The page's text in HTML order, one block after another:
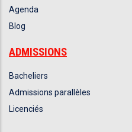
Agenda
Blog
ADMISSIONS
Bacheliers
Admissions parallèles
Licenciés